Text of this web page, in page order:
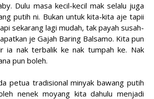
Dulu masa kecil-kecil mak selalu juga
putih ni. Bukan untuk kita-kita aje tapii
sekarang lagi mudah, tak payah susah-
je Gajah Baring Balsamo. Kita pun
ia nak terbalik ke nak tumpah ke. Nak
pun boleh.
petua tradisional minyak bawang putih
nenek moyang kita dahulu menjadi